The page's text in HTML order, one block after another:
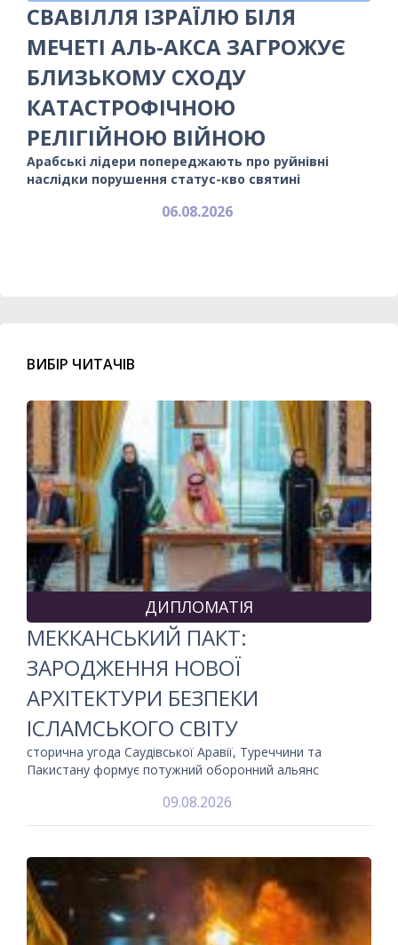
СВАВІЛЛЯ ІЗРАЇЛЮ БІЛЯ
МЕЧЕТІ АЛЬ-АКСА ЗАГРОЖУЄ
БЛИЗЬКОМУ СХОДУ
КАТАСТРОФІЧНОЮ
РЕЛІГІЙНОЮ ВІЙНОЮ
Арабські лідери попереджають про руйнівні
наслідки порушення статус-кво святині
06.08.2026
ВИБІР ЧИТАЧІВ
ДИПЛОМАТІЯ
МЕККАНСЬКИЙ ПАКТ:
ЗАРОДЖЕННЯ НОВОЇ
АРХІТЕКТУРИ БЕЗПЕКИ
ІСЛАМСЬКОГО СВІТУ
сторична угода Саудівської Аравії, Туреччини та
Пакистану формує потужний оборонний альянс
09.08.2026